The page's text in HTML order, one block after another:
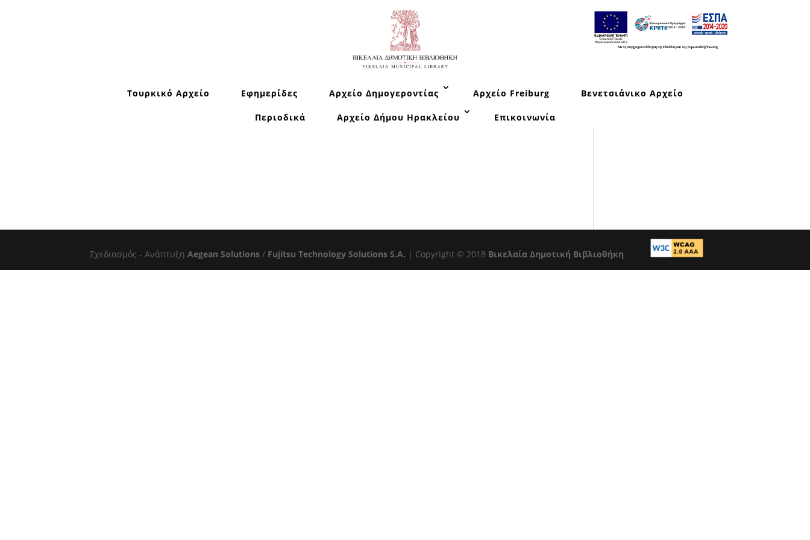
Τουρκικό Αρχείο Εφημερίδες Αρχείο Δημογεροντίας Αρχείο Freiburg Βενετσιάνικο Αρχείο
Περιοδικά Αρχείο Δήμου Ηρακλείου Επικοινωνία
Σχεδιασμός - ΑνάπτυξηAegean Solutions / Fujitsu Technology Solutions S.A. | Copyright © 2018 Βικελαία Δημοτική Βιβλιοθήκη